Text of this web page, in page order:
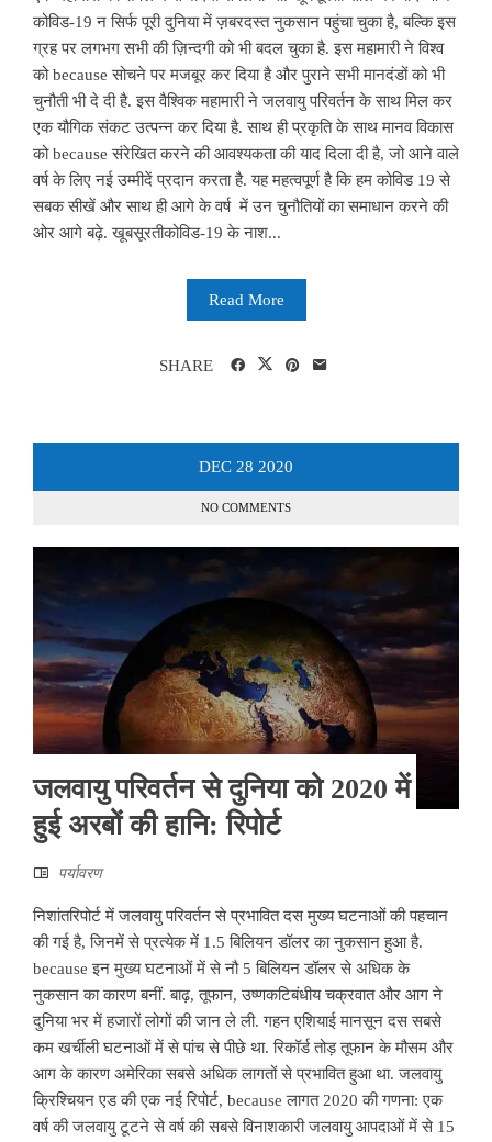
कोविड-19 न सिर्फ पूरी दुनिया में ज़बरदस्त नुकसान पहुंचा चुका है, बल्कि इस
ग्रह पर लगभग सभी की ज़िन्दगी को भी बदल चुका है. इस महामारी ने विश्व
को because सोचने पर मजबूर कर दिया है और पुराने सभी मानदंडों को भी
चुनौती भी दे दी है. इस वैश्विक महामारी ने जलवायु परिवर्तन के साथ मिल कर
एक यौगिक संकट उत्पन्न कर दिया है. साथ ही प्रकृति के साथ मानव विकास
को because संरेखित करने की आवश्यकता की याद दिला दी है, जो आने वाले
वर्ष के लिए नई उम्मीदें प्रदान करता है. यह महत्वपूर्ण है कि हम कोविड 19 से
सबक सीखें और साथ ही आगे के वर्ष में उन चुनौतियों का समाधान करने की
ओर आगे बढ़े. खूबसूरतीकोविड-19 के नाश...
Read More
SHARE
DEC 28 2020
NO COMMENTS
जलवायु परिवर्तन से दुनिया को 2020 में
हुई अरबों की हानि: रिपोर्ट
पर्यावरण
निशांतरिपोर्ट में जलवायु परिवर्तन से प्रभावित दस मुख्य घटनाओं की पहचान
की गई है, जिनमें से प्रत्येक में 1.5 बिलियन डॉलर का नुकसान हुआ है.
because इन मुख्य घटनाओं में से नौ 5 बिलियन डॉलर से अधिक के
नुकसान का कारण बनीं. बाढ़, तूफान, उष्णकटिबंधीय चक्रवात और आग ने
दुनिया भर में हजारों लोगों की जान ले ली. गहन एशियाई मानसून दस सबसे
कम खर्चीली घटनाओं में से पांच से पीछे था. रिकॉर्ड तोड़ तूफान के मौसम और
आग के कारण अमेरिका सबसे अधिक लागतों से प्रभावित हुआ था. जलवायु
क्रिश्चियन एड की एक नई रिपोर्ट, because लागत 2020 की गणना: एक
वर्ष की जलवायु टूटने से वर्ष की सबसे विनाशकारी जलवायु आपदाओं में से 15